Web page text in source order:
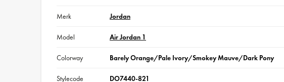
Merk Jordan
Model Air Jordan 1
Colorway Barely Orange/Pale Ivory/Smokey Mauve/Dark Pony
Stylecode DO7440-821